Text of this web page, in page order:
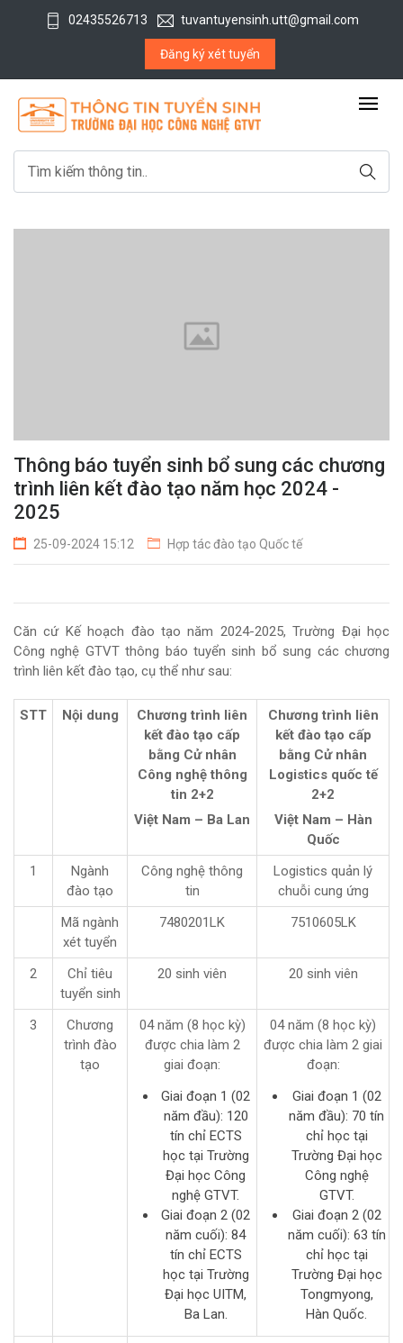
02435526713 tuvantuyensinh.utt@gmail.com
Đăng ký xét tuyển
Thông báo tuyển sinh bổ sung các chương
trình liên kết đào tạo năm học 2024 -
2025
25-09-2024 15:12 Hợp tác đào tạo Quốc tế
Căn cứ Kế hoạch đào tạo năm 2024-2025, Trường Đại học
Công nghệ GTVT thông báo tuyển sinh bổ sung các chương
trình liên kết đào tạo, cụ thể như sau:
STT Nội dung
Chương trình liên
kết đào tạo cấp
bằng Cử nhân
Công nghệ thông
tin 2+2
Việt Nam – Ba Lan
Chương trình liên
kết đào tạo cấp
bằng Cử nhân
Logistics quốc tế
2+2
Việt Nam – Hàn
Quốc
1
Ngành
đào tạo
Công nghệ thông
tin
Logistics quản lý
chuỗi cung ứng
Mã ngành
xét tuyển
7480201LK 7510605LK
2
Chỉ tiêu
tuyển sinh
20 sinh viên 20 sinh viên
3
Chương
trình đào
tạo
04 năm (8 học kỳ)
được chia làm 2
giai đoạn:
Giai đoạn 1 (02
năm đầu): 120
tín chỉ ECTS
học tại Trường
Đại học Công
nghệ GTVT.
Giai đoạn 2 (02
năm cuối): 84
tín chỉ ECTS
học tại Trường
Đại học UITM,
Ba Lan.
04 năm (8 học kỳ)
được chia làm 2 giai
đoạn:
Giai đoạn 1 (02
năm đầu): 70 tín
chỉ học tại
Trường Đại học
Công nghệ
GTVT.
Giai đoạn 2 (02
năm cuối): 63 tín
chỉ học tại
Trường Đại học
Tongmyong,
Hàn Quốc.